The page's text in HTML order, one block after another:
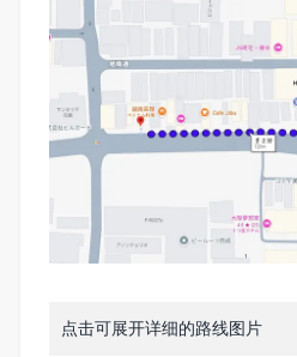
点击可展开详细的路线图片